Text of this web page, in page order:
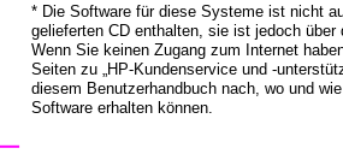
* Die Software für diese Systeme ist nicht
gelieferten CD enthalten, sie ist jedoch
Wenn Sie keinen Zugang zum Internet
Seiten zu „HP-Kundenservice und -
diesem Benutzerhandbuch nach, wo und
Software erhalten können.